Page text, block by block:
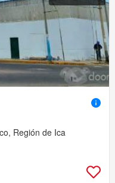
Región de Ica